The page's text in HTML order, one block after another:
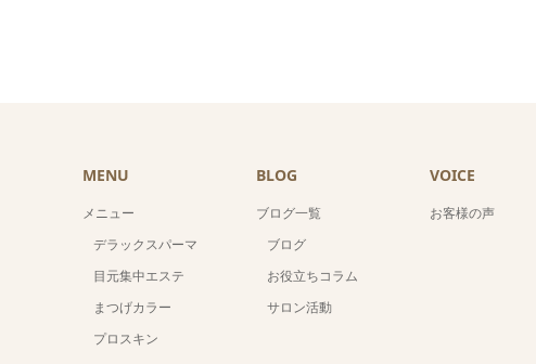
MENU
メニュー
デラックスパーマ
目元集中エステ
まつげカラー
プロスキン
BLOG
ブログ一覧
ブログ
お役立ちコラム
サロン活動
VOICE
お客様の声